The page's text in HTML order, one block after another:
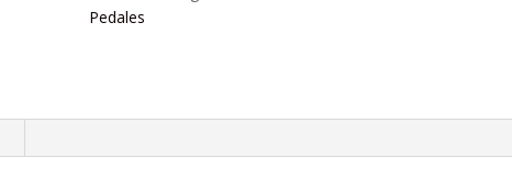
cantidad
Pedales